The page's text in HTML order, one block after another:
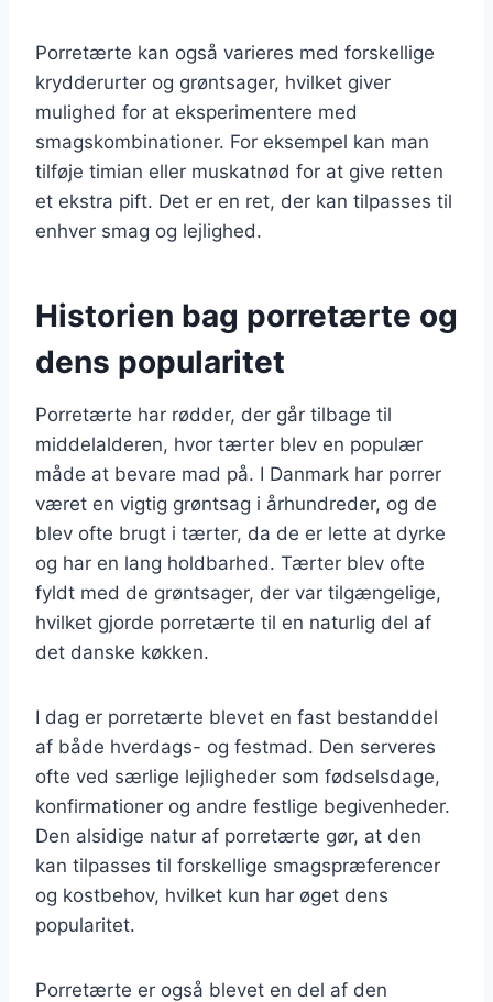
Porretærte kan også varieres med forskellige
krydderurter og grøntsager, hvilket giver
mulighed for at eksperimentere med
smagskombinationer. For eksempel kan man
tilføje timian eller muskatnød for at give retten
et ekstra pift. Det er en ret, der kan tilpasses til
enhver smag og lejlighed.
Historien bag porretærte og
dens popularitet
Porretærte har rødder, der går tilbage til
middelalderen, hvor tærter blev en populær
måde at bevare mad på. I Danmark har porrer
været en vigtig grøntsag i århundreder, og de
blev ofte brugt i tærter, da de er lette at dyrke
og har en lang holdbarhed. Tærter blev ofte
fyldt med de grøntsager, der var tilgængelige,
hvilket gjorde porretærte til en naturlig del af
det danske køkken.
I dag er porretærte blevet en fast bestanddel
af både hverdags- og festmad. Den serveres
ofte ved særlige lejligheder som fødselsdage,
konfirmationer og andre festlige begivenheder.
Den alsidige natur af porretærte gør, at den
kan tilpasses til forskellige smagspræferencer
og kostbehov, hvilket kun har øget dens
popularitet.
Porretærte er også blevet en del af den